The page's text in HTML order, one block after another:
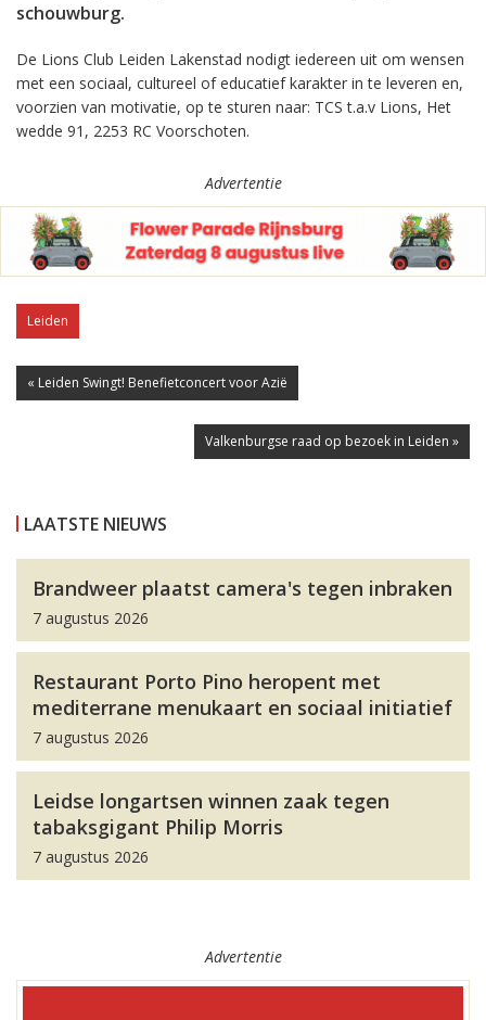
schouwburg.
De Lions Club Leiden Lakenstad nodigt iedereen uit om wensen
met een sociaal, cultureel of educatief karakter in te leveren en,
voorzien van motivatie, op te sturen naar: TCS t.a.v Lions, Het
wedde 91, 2253 RC Voorschoten.
Advertentie
Leiden
« Leiden Swingt! Benefietconcert voor Azië
Valkenburgse raad op bezoek in Leiden »
LAATSTE NIEUWS
Brandweer plaatst camera's tegen inbraken
7 augustus 2026
Restaurant Porto Pino heropent met
mediterrane menukaart en sociaal initiatief
7 augustus 2026
Leidse longartsen winnen zaak tegen
tabaksgigant Philip Morris
7 augustus 2026
Advertentie